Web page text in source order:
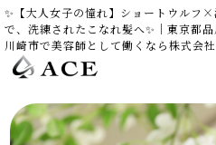
✨【大人女子の憧れ】ショートウルフ
で、洗練されたこなれ髪へ✨｜東京都
川崎市で美容師として働くなら株式会